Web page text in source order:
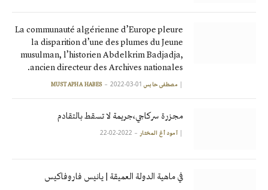
La communauté algérienne d’Europe pleure
la disparition d’une des plumes du Jeune
musulman, l’historien Abdelkrim Badjadja,
ancien directeur des Archives nationales.
| مصطفى حابس MUSTAPHA HABES 2022-03-01
مجزرة سركاجي،جريمة لا تسقط بالتقادم
| آمود أغ المختار 2022-02-22
في ماهية الدولة العميقة | يانيس فاروفاكيس